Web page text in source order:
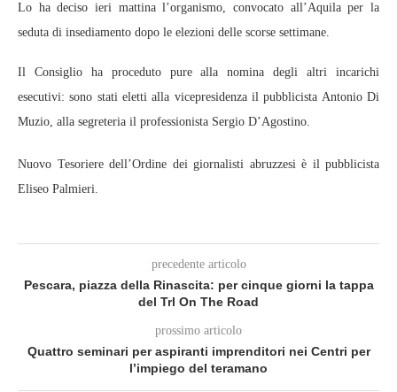
Lo ha deciso ieri mattina l’organismo, convocato all’Aquila per la
seduta di insediamento dopo le elezioni delle scorse settimane.
Il Consiglio ha proceduto pure alla nomina degli altri incarichi
esecutivi: sono stati eletti alla vicepresidenza il pubblicista Antonio Di
Muzio, alla segreteria il professionista Sergio D’Agostino.
Nuovo Tesoriere dell’Ordine dei giornalisti abruzzesi è il pubblicista
Eliseo Palmieri.
precedente articolo
Pescara, piazza della Rinascita: per cinque giorni la tappa
del Trl On The Road
prossimo articolo
Quattro seminari per aspiranti imprenditori nei Centri per
l’impiego del teramano